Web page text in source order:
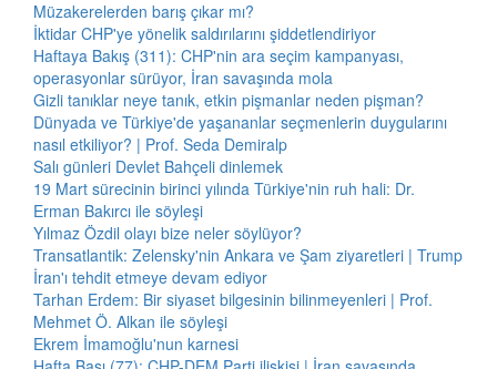
Müzakerelerden barış çıkar mı?
İktidar CHP'ye yönelik saldırılarını şiddetlendiriyor
Haftaya Bakış (311): CHP'nin ara seçim kampanyası,
operasyonlar sürüyor, İran savaşında mola
Gizli tanıklar neye tanık, etkin pişmanlar neden pişman?
Dünyada ve Türkiye'de yaşananlar seçmenlerin duygularını
nasıl etkiliyor? | Prof. Seda Demiralp
Salı günleri Devlet Bahçeli dinlemek
19 Mart sürecinin birinci yılında Türkiye'nin ruh hali: Dr.
Erman Bakırcı ile söyleşi
Yılmaz Özdil olayı bize neler söylüyor?
Transatlantik: Zelensky'nin Ankara ve Şam ziyaretleri | Trump
İran'ı tehdit etmeye devam ediyor
Tarhan Erdem: Bir siyaset bilgesinin bilinmeyenleri | Prof.
Mehmet Ö. Alkan ile söyleşi
Ekrem İmamoğlu'nun karnesi